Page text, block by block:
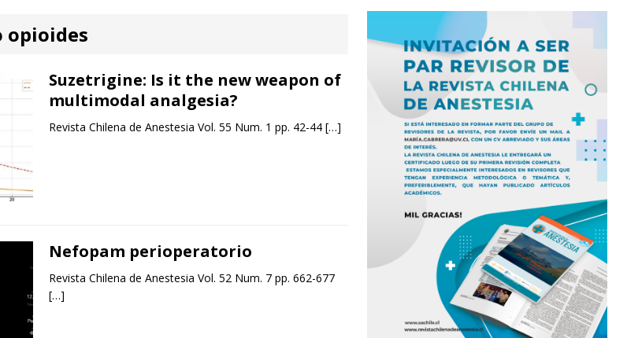
opioides
Suzetrigine: Is it the new weapon of
multimodal analgesia?
Revista Chilena de Anestesia Vol. 55 Num. 1 pp. 42-44 […]
Nefopam perioperatorio
Revista Chilena de Anestesia Vol. 52 Num. 7 pp. 662-677
[…]